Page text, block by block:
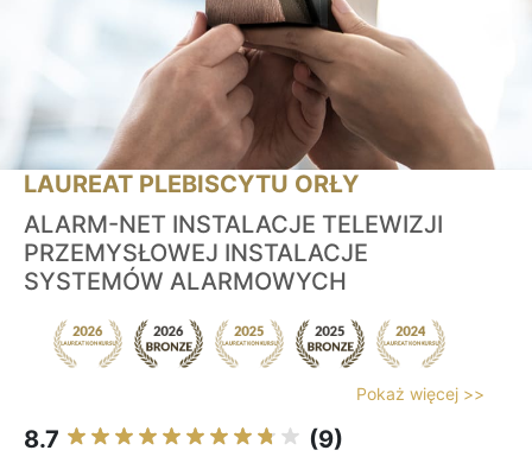
LAUREAT PLEBISCYTU ORŁY
ALARM-NET INSTALACJE TELEWIZJI
PRZEMYSŁOWEJ INSTALACJE
SYSTEMÓW ALARMOWYCH
Pokaż więcej >>
8.7 (9)